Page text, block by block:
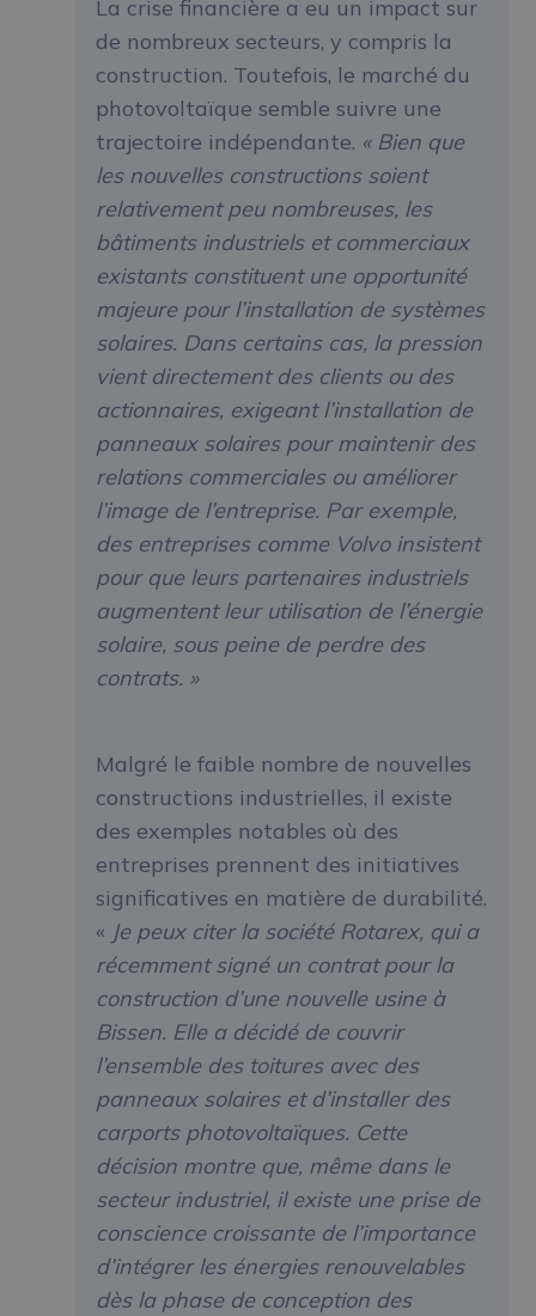
La crise financière a eu un impact sur
de nombreux secteurs, y compris la
construction. Toutefois, le marché du
photovoltaïque semble suivre une
trajectoire indépendante. « Bien que
les nouvelles constructions soient
relativement peu nombreuses, les
bâtiments industriels et commerciaux
existants constituent une opportunité
majeure pour l’installation de systèmes
solaires. Dans certains cas, la pression
vient directement des clients ou des
actionnaires, exigeant l’installation de
panneaux solaires pour maintenir des
relations commerciales ou améliorer
l’image de l’entreprise. Par exemple,
des entreprises comme Volvo insistent
pour que leurs partenaires industriels
augmentent leur utilisation de l’énergie
solaire, sous peine de perdre des
contrats. »
Malgré le faible nombre de nouvelles
constructions industrielles, il existe
des exemples notables où des
entreprises prennent des initiatives
significatives en matière de durabilité.
« Je peux citer la société Rotarex, qui a
récemment signé un contrat pour la
construction d’une nouvelle usine à
Bissen. Elle a décidé de couvrir
l’ensemble des toitures avec des
panneaux solaires et d’installer des
carports photovoltaïques. Cette
décision montre que, même dans le
secteur industriel, il existe une prise de
conscience croissante de l’importance
d’intégrer les énergies renouvelables
dès la phase de conception des